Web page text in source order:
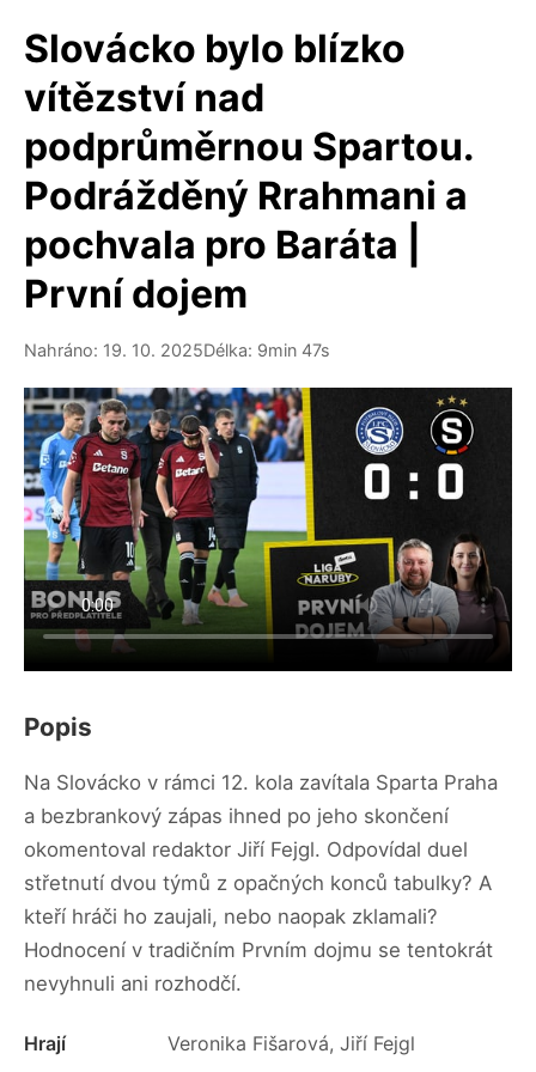
Slovácko bylo blízko
vítězství nad
podprůměrnou Spartou.
Podrážděný Rrahmani a
pochvala pro Baráta |
První dojem
Nahráno: 19. 10. 2025Délka: 9min 47s
Popis
Na Slovácko v rámci 12. kola zavítala Sparta Praha
a bezbrankový zápas ihned po jeho skončení
okomentoval redaktor Jiří Fejgl. Odpovídal duel
střetnutí dvou týmů z opačných konců tabulky? A
kteří hráči ho zaujali, nebo naopak zklamali?
Hodnocení v tradičním Prvním dojmu se tentokrát
nevyhnuli ani rozhodčí.
Hrají Veronika Fišarová, Jiří Fejgl